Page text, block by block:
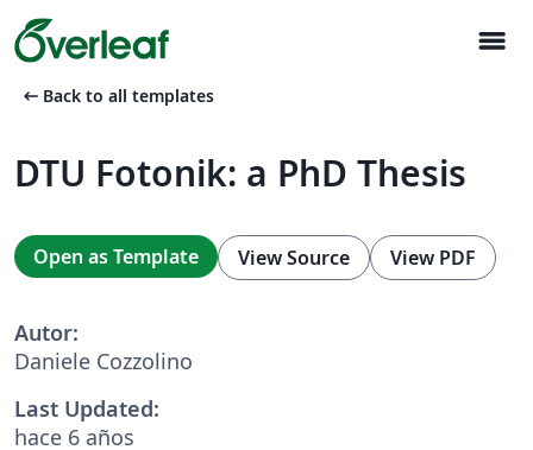
menu
arrow_left_alt Back to all templates
DTU Fotonik: a PhD Thesis
Open as Template View Source View PDF
Autor:
Daniele Cozzolino
Last Updated:
hace 6 años